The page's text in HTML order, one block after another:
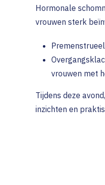
Hormonale
vrouwen sterk
vrouwen met
Tijdens deze
inzichten en